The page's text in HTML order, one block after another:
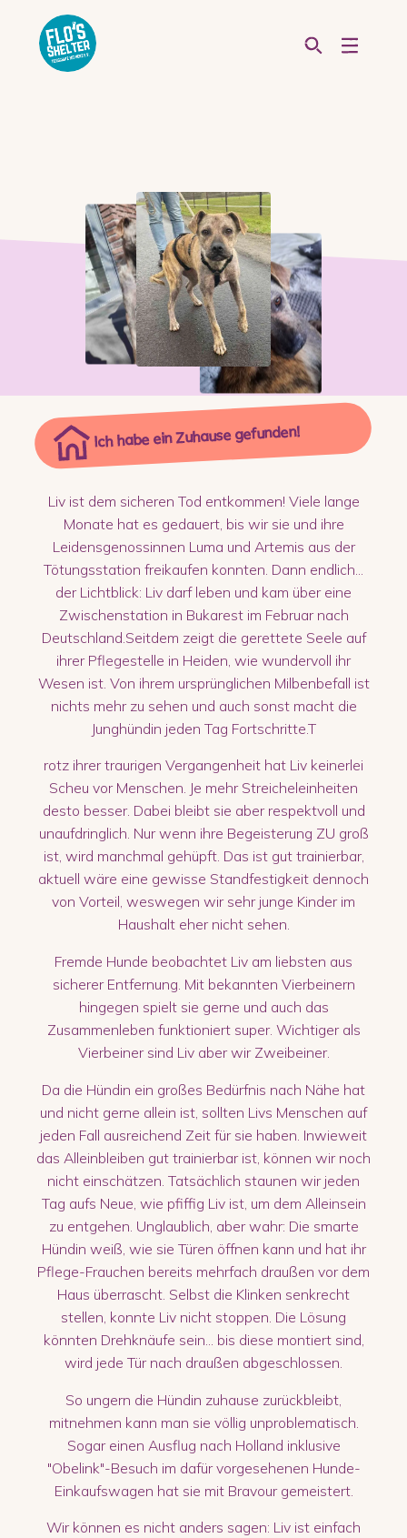
Ich habe ein Zuhause gefunden!
Liv ist dem sicheren Tod entkommen! Viele lange
Monate hat es gedauert, bis wir sie und ihre
Leidensgenossinnen Luma und Artemis aus der
Tötungsstation freikaufen konnten. Dann endlich...
der Lichtblick: Liv darf leben und kam über eine
Zwischenstation in Bukarest im Februar nach
Deutschland.Seitdem zeigt die gerettete Seele auf
ihrer Pflegestelle in Heiden, wie wundervoll ihr
Wesen ist. Von ihrem ursprünglichen Milbenbefall ist
nichts mehr zu sehen und auch sonst macht die
Junghündin jeden Tag Fortschritte.T
rotz ihrer traurigen Vergangenheit hat Liv keinerlei
Scheu vor Menschen. Je mehr Streicheleinheiten
desto besser. Dabei bleibt sie aber respektvoll und
unaufdringlich. Nur wenn ihre Begeisterung ZU groß
ist, wird manchmal gehüpft. Das ist gut trainierbar,
aktuell wäre eine gewisse Standfestigkeit dennoch
von Vorteil, weswegen wir sehr junge Kinder im
Haushalt eher nicht sehen.
Fremde Hunde beobachtet Liv am liebsten aus
sicherer Entfernung. Mit bekannten Vierbeinern
hingegen spielt sie gerne und auch das
Zusammenleben funktioniert super. Wichtiger als
Vierbeiner sind Liv aber wir Zweibeiner.
Da die Hündin ein großes Bedürfnis nach Nähe hat
und nicht gerne allein ist, sollten Livs Menschen auf
jeden Fall ausreichend Zeit für sie haben. Inwieweit
das Alleinbleiben gut trainierbar ist, können wir noch
nicht einschätzen. Tatsächlich staunen wir jeden
Tag aufs Neue, wie pfiffig Liv ist, um dem Alleinsein
zu entgehen. Unglaublich, aber wahr: Die smarte
Hündin weiß, wie sie Türen öffnen kann und hat ihr
Pflege-Frauchen bereits mehrfach draußen vor dem
Haus überrascht. Selbst die Klinken senkrecht
stellen, konnte Liv nicht stoppen. Die Lösung
könnten Drehknäufe sein... bis diese montiert sind,
wird jede Tür nach draußen abgeschlossen.
So ungern die Hündin zuhause zurückbleibt,
mitnehmen kann man sie völlig unproblematisch.
Sogar einen Ausflug nach Holland inklusive
"Obelink"-Besuch im dafür vorgesehenen Hunde-
Einkaufswagen hat sie mit Bravour gemeistert.
Wir können es nicht anders sagen: Liv ist einfach